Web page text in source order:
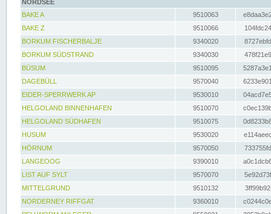
NORDSEE
BAKE A
9510063
BAKE Z
9510066
BORKUM FISCHERBALJE
9340020
BORKUM SÜDSTRAND
9340030
BÜSUM
9510095
DAGEBÜLL
9570040
EIDER-SPERRWERK AP
9530010
HELGOLAND BINNENHAFEN
9510070
HELGOLAND SÜDHAFEN
9510075
HUSUM
9530020
HÖRNUM
9570050
LANGEOOG
9390010
LIST AUF SYLT
9570070
MITTELGRUND
9510132
NORDERNEY RIFFGAT
9360010